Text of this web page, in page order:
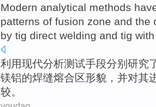
Modern analytical methods
patterns of fusion zone and the
by tig direct welding and tig
利用现代分析测试手段分别 研究
镁铝的焊缝熔合区形貌， 并对其
较。